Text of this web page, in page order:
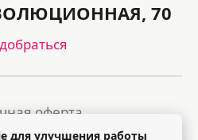
70
оферта
для улучшения работы